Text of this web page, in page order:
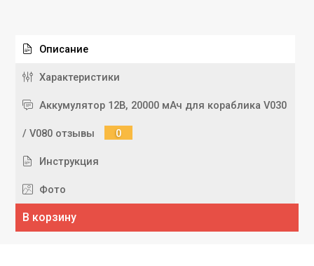
Описание
Характеристики
Аккумулятор 12В, 20000 мАч для кораблика V030
/ V080 отзывы 0
Инструкция
Фото
В корзину